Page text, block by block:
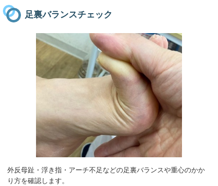
足裏バランスチェック
外反母趾・浮き指・アーチ不足などの足裏バランスや重心のかか
り方を確認します。